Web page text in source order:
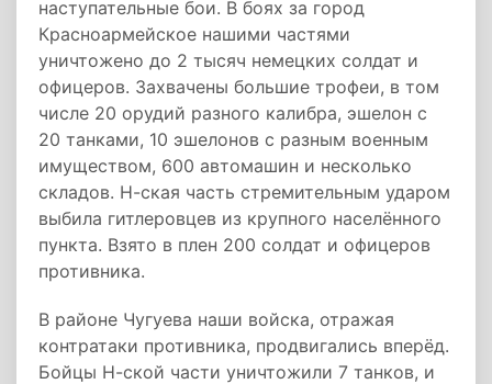
наступательные бои. В боях за город
Красноармейское нашими частями
уничтожено до 2 тысяч немецких солдат и
офицеров. Захвачены большие трофеи, в том
числе 20 орудий разного калибра, эшелон с
20 танками, 10 эшелонов с разным военным
имуществом, 600 автомашин и несколько
складов. Н-ская часть стремительным ударом
выбила гитлеровцев из крупного населённого
пункта. Взято в плен 200 солдат и офицеров
противника.
В районе Чугуева наши войска, отражая
контратаки противника, продвигались вперёд.
Бойцы Н-ской части уничтожили 7 танков, и